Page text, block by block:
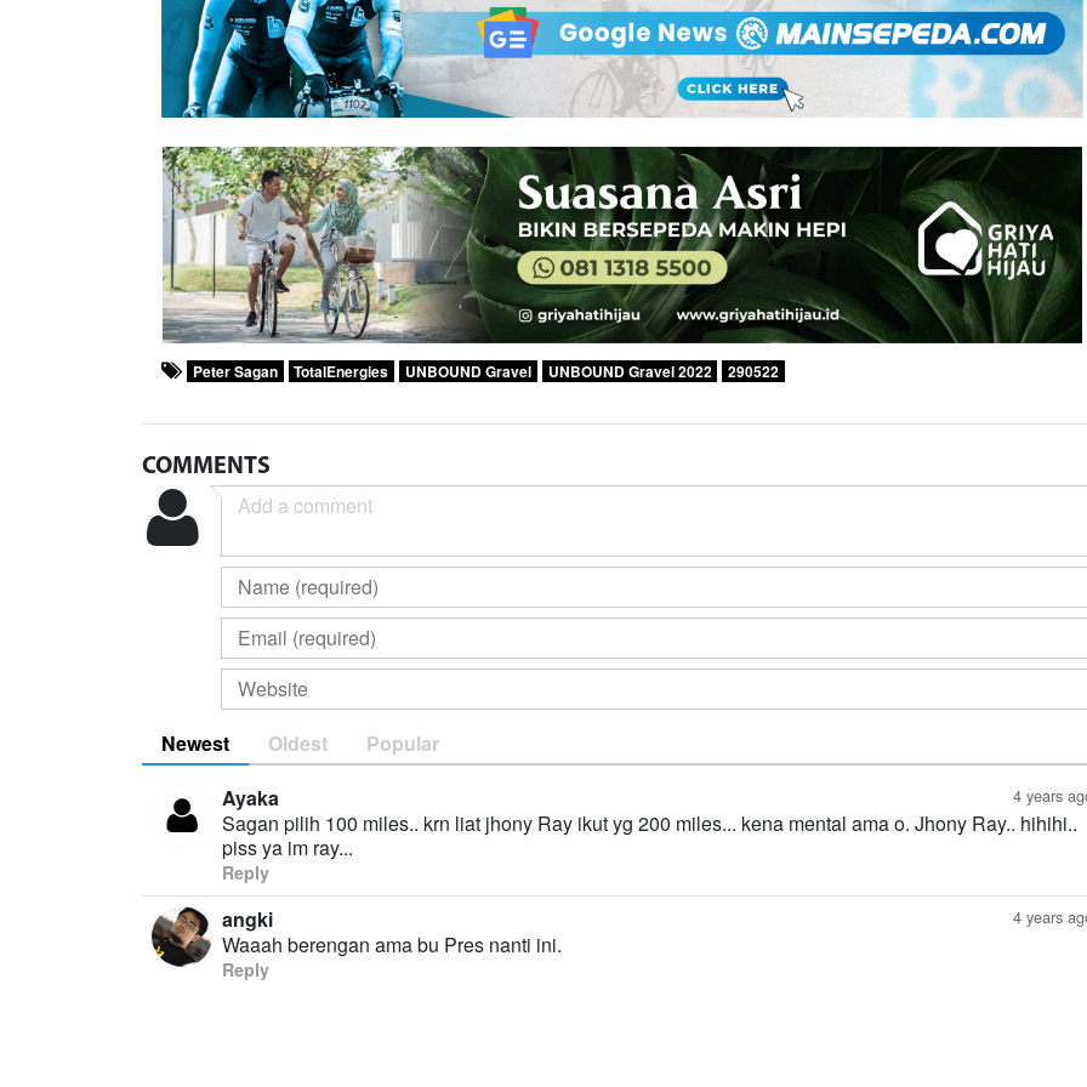
Peter Sagan TotalEnergies UNBOUND Gravel UNBOUND Gravel 2022 290522
COMMENTS
Newest Oldest Popular
4 years
Ayaka
Sagan pilih 100 miles.. krn liat jhony Ray ikut yg 200 miles... kena mental ama o. Jhony Ray.. hihihi..
piss ya im ray...
Reply
4 years
angki
Waaah berengan ama bu Pres nanti ini.
Reply